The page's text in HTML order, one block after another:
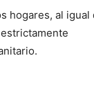
hogares, al igual